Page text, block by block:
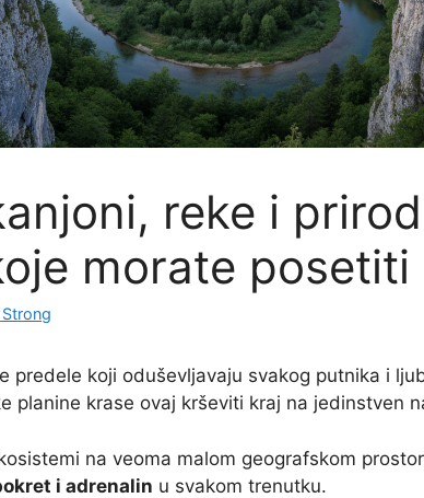
reke i
morate posetiti
predele koji oduševljavaju svakog putnika i
planine krase ovaj krševiti kraj na jedinstven
na veoma malom geografskom
i adrenalin u svakom trenutku.